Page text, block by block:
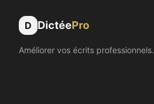
D DictéePro
Améliorer vos écrits professionnels.